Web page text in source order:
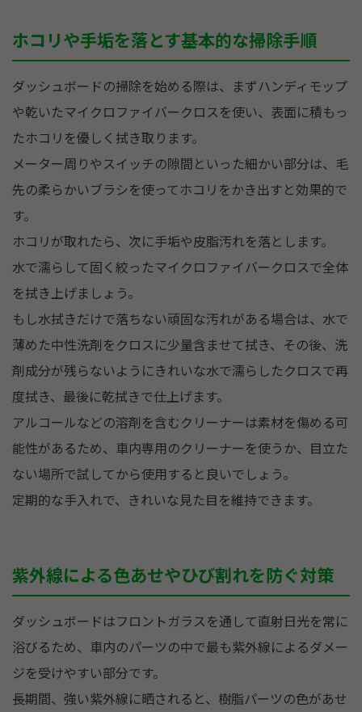
ホコリや手垢を落とす基本的な掃除手順
ダッシュボードの掃除を始める際は、まずハンディモップ
や乾いたマイクロファイバークロスを使い、表面に積もっ
たホコリを優しく拭き取ります。
メーター周りやスイッチの隙間といった細かい部分は、毛
先の柔らかいブラシを使ってホコリをかき出すと効果的で
す。
ホコリが取れたら、次に手垢や皮脂汚れを落とします。
水で濡らして固く絞ったマイクロファイバークロスで全体
を拭き上げましょう。
もし水拭きだけで落ちない頑固な汚れがある場合は、水で
薄めた中性洗剤をクロスに少量含ませて拭き、その後、洗
剤成分が残らないようにきれいな水で濡らしたクロスで再
度拭き、最後に乾拭きで仕上げます。
アルコールなどの溶剤を含むクリーナーは素材を傷める可
能性があるため、車内専用のクリーナーを使うか、目立た
ない場所で試してから使用すると良いでしょう。
定期的な手入れで、きれいな見た目を維持できます。
紫外線による色あせやひび割れを防ぐ対策
ダッシュボードはフロントガラスを通して直射日光を常に
浴びるため、車内のパーツの中で最も紫外線によるダメー
ジを受けやすい部分です。
長期間、強い紫外線に晒されると、樹脂パーツの色があせ